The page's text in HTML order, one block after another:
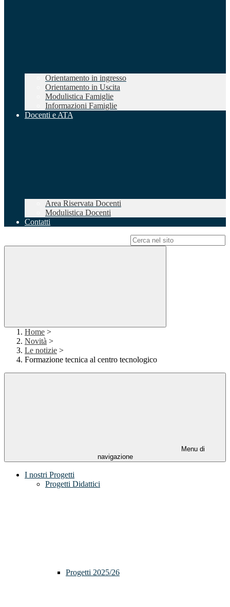
Orientamento in ingresso
Orientamento in Uscita
Modulistica Famiglie
Informazioni Famiglie
Docenti e ATA
Area Riservata Docenti
Modulistica Docenti
Contatti
Home >
Novità >
Le notizie >
Formazione tecnica al centro tecnologico
Menu di
navigazione
I nostri Progetti
Progetti Didattici
Progetti 2025/26